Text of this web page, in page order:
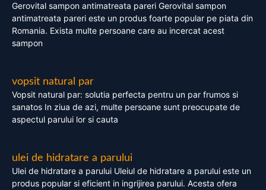
Gerovital sampon antimatreata pareri Gerovital sampon
antimatreata pareri este un produs foarte popular pe piata din
Romania. Exista multe persoane care au incercat acest
sampon
vopsit natural par
Vopsit natural par: solutia perfecta pentru un par frumos si
sanatos In ziua de azi, multe persoane sunt preocupate de
aspectul parului lor si cauta
ulei de hidratare a parului
Ulei de hidratare a parului Uleiul de hidratare a parului este un
produs popular si eficient in ingrijirea parului. Acesta ofera